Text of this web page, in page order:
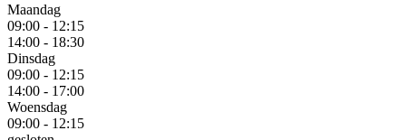
Maandag
09:00 - 12:15
14:00 - 18:30
Dinsdag
09:00 - 12:15
14:00 - 17:00
Woensdag
09:00 - 12:15